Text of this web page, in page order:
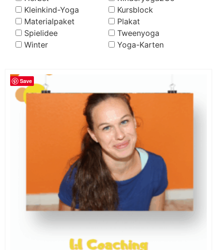
Kleinkind-Yoga
Kursblock
Materialpaket
Plakat
Spielidee
Tweenyoga
Winter
Yoga-Karten
Save